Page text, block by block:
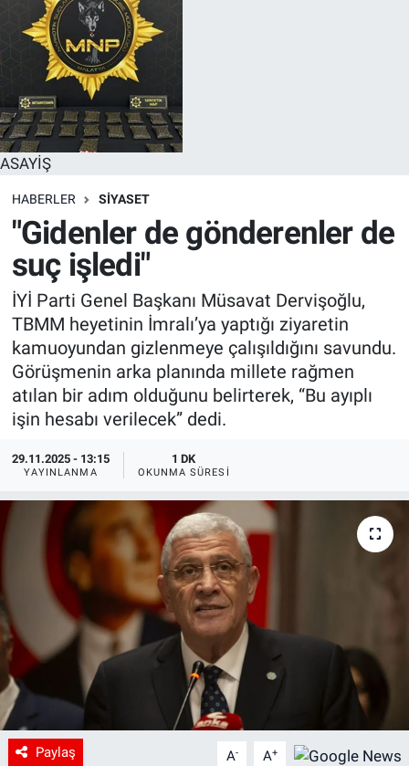
ASAYİŞ
HABERLER SİYASET
"Gidenler de gönderenler de
suç işledi"
İYİ Parti Genel Başkanı Müsavat Dervişoğlu,
TBMM heyetinin İmralı’ya yaptığı ziyaretin
kamuoyundan gizlenmeye çalışıldığını savundu.
Görüşmenin arka planında millete rağmen
atılan bir adım olduğunu belirterek, “Bu ayıplı
işin hesabı verilecek” dedi.
29.11.2025 - 13:15
YAYINLANMA
1 DK
OKUNMA SÜRESI
Paylaş A- A+